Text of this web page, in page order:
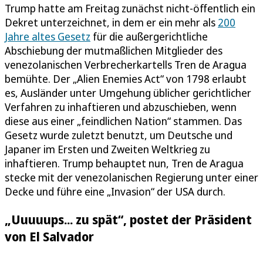
Trump hatte am Freitag zunächst nicht-öffentlich ein
Dekret unterzeichnet, in dem er ein mehr als 200
Jahre altes Gesetz für die außergerichtliche
Abschiebung der mutmaßlichen Mitglieder des
venezolanischen Verbrecherkartells Tren de Aragua
bemühte. Der „Alien Enemies Act“ von 1798 erlaubt
es, Ausländer unter Umgehung üblicher gerichtlicher
Verfahren zu inhaftieren und abzuschieben, wenn
diese aus einer „feindlichen Nation“ stammen. Das
Gesetz wurde zuletzt benutzt, um Deutsche und
Japaner im Ersten und Zweiten Weltkrieg zu
inhaftieren. Trump behauptet nun, Tren de Aragua
stecke mit der venezolanischen Regierung unter einer
Decke und führe eine „Invasion“ der USA durch.
„Uuuuups... zu spät“, postet der Präsident
von El Salvador